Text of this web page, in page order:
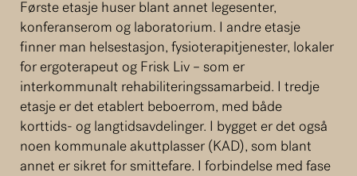
Første etasje huser blant annet legesenter,
konferanserom og laboratorium. I andre etasje
finner man helsestasjon, fysioterapitjenester, lokaler
for ergoterapeut og Frisk Liv – som er
interkommunalt rehabiliteringssamarbeid. I tredje
etasje er det etablert beboerrom, med både
korttids- og langtidsavdelinger. I bygget er det også
noen kommunale akuttplasser (KAD), som blant
annet er sikret for smittefare. I forbindelse med fase